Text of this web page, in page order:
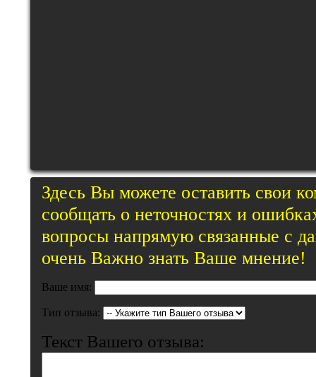
Здесь Вы можете оставить свои
сообщать о неточностях и
вопросы напрямую связанные с
очень Важно знать Ваше мнение!
Ваше имя:
Тип отзыва:
Текст Вашего отзыва: